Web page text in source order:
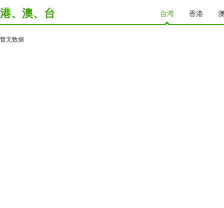
港、澳、台 台湾 香港
暂无数据